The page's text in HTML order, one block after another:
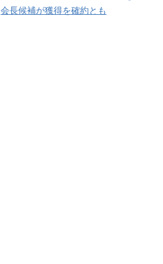
会長候補が獲得を確約とも